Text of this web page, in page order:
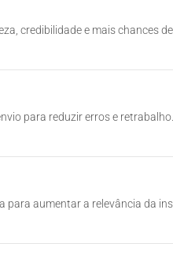
credibilidade e mais chances
para reduzir erros e retrabalho.
para aumentar a relevância da